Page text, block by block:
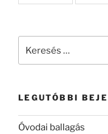
LEGUTÓBBI
Óvodai ballagás